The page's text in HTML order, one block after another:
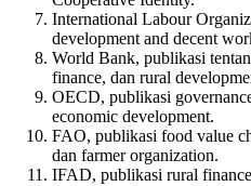
International Labour
development and decent
World Bank, publikasi
finance, dan rural
OECD, publikasi
economic development.
FAO, publikasi food value
dan farmer organization.
IFAD, publikasi rural